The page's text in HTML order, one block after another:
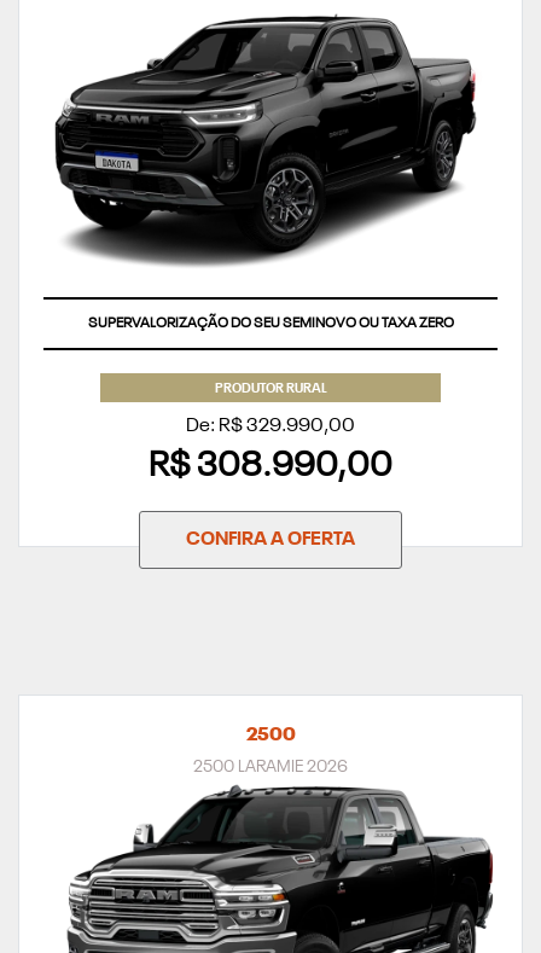
SUPERVALORIZAÇÃO DO SEU SEMINOVO OU TAXA ZERO
PRODUTOR RURAL
De: R$ 329.990,00
R$ 308.990,00
CONFIRA A OFERTA
2500
2500 LARAMIE 2026